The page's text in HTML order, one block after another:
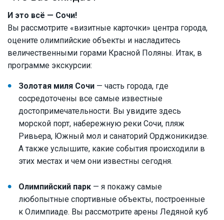
И это всё — Сочи!
Вы рассмотрите «визитные карточки» центра города,
оцените олимпийские объекты и насладитесь
величественными горами Красной Поляны. Итак, в
программе экскурсии:
Золотая миля Сочи — часть города, где
сосредоточены все самые известные
достопримечательности. Вы увидите здесь
морской порт, набережную реки Сочи, пляж
Ривьера, Южный мол и санаторий Орджоникидзе.
А также услышите, какие события происходили в
этих местах и чем они известны сегодня.
Олимпийский парк — я покажу самые
любопытные спортивные объекты, построенные
к Олимпиаде. Вы рассмотрите арены Ледяной куб